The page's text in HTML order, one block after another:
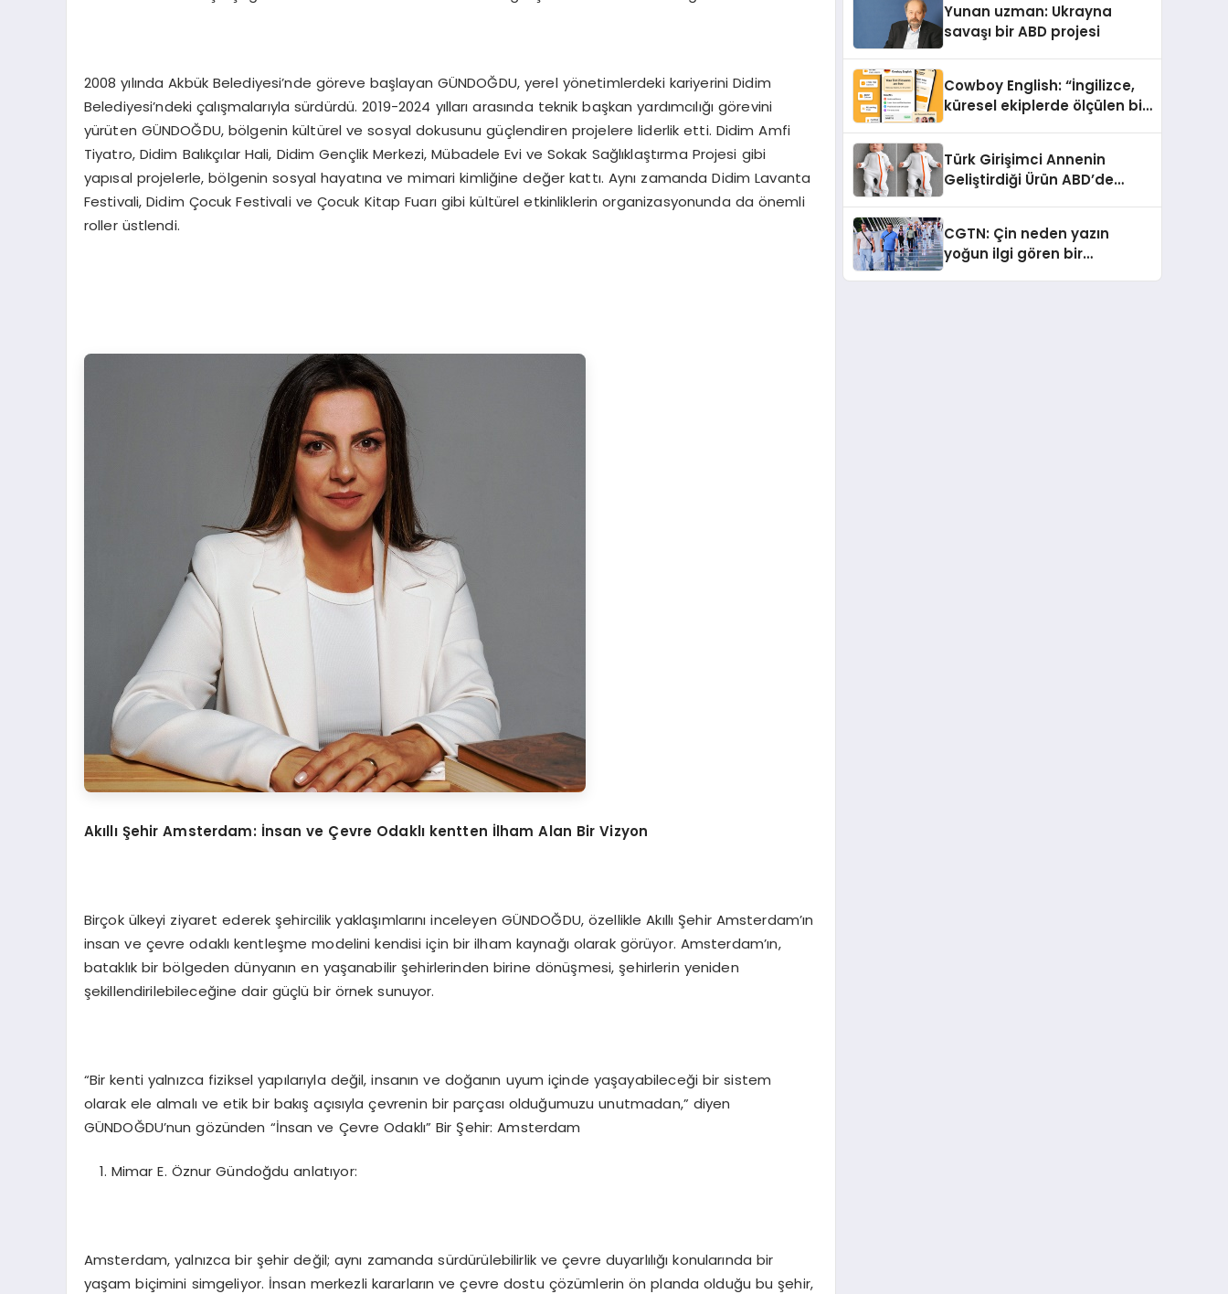
2008 yılında Akbük Belediyesi’nde göreve başlayan GÜNDOĞDU, yerel yönetimlerdeki kariyerini Didim
Belediyesi’ndeki çalışmalarıyla sürdürdü. 2019-2024 yılları arasında teknik başkan yardımcılığı görevini
yürüten GÜNDOĞDU, bölgenin kültürel ve sosyal dokusunu güçlendiren projelere liderlik etti. Didim Amfi
Tiyatro, Didim Balıkçılar Hali, Didim Gençlik Merkezi, Mübadele Evi ve Sokak Sağlıklaştırma Projesi gibi
yapısal projelerle, bölgenin sosyal hayatına ve mimari kimliğine değer kattı. Aynı zamanda Didim Lavanta
Festivali, Didim Çocuk Festivali ve Çocuk Kitap Fuarı gibi kültürel etkinliklerin organizasyonunda da önemli
roller üstlendi.
Akıllı Şehir Amsterdam: İnsan ve Çevre Odaklı kentten İlham Alan Bir Vizyon
Birçok ülkeyi ziyaret ederek şehircilik yaklaşımlarını inceleyen GÜNDOĞDU, özellikle Akıllı Şehir Amsterdam’ın
insan ve çevre odaklı kentleşme modelini kendisi için bir ilham kaynağı olarak görüyor. Amsterdam’ın,
bataklık bir bölgeden dünyanın en yaşanabilir şehirlerinden birine dönüşmesi, şehirlerin yeniden
şekillendirilebileceğine dair güçlü bir örnek sunuyor.
“Bir kenti yalnızca fiziksel yapılarıyla değil, insanın ve doğanın uyum içinde yaşayabileceği bir sistem
olarak ele almalı ve etik bir bakış açısıyla çevrenin bir parçası olduğumuzu unutmadan,” diyen
GÜNDOĞDU’nun gözünden “İnsan ve Çevre Odaklı” Bir Şehir: Amsterdam
Mimar E. Öznur Gündoğdu anlatıyor:
Amsterdam, yalnızca bir şehir değil; aynı zamanda sürdürülebilirlik ve çevre duyarlılığı konularında bir
yaşam biçimini simgeliyor. İnsan merkezli kararların ve çevre dostu çözümlerin ön planda olduğu bu şehir,
Yunan uzman: Ukrayna
savaşı bir ABD projesi
Cowboy English: “İngilizce,
küresel ekiplerde ölçülen bir
Türk Girişimci Annenin
Geliştirdiği Ürün ABD’de
Açısı Getiriyor.
CGTN: Çin neden yazın
yoğun ilgi gören bir